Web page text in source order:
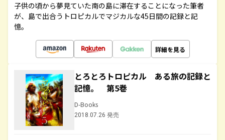
子供の頃から夢見ていた南の島に滞在することになった筆者
が、島で出合うトロピカルでマジカルな45日間の記録と記
憶。
詳細を見る
とろとろトロピカル ある旅の記録と
記憶。 第5巻
D-Books
2018.07.26 発売